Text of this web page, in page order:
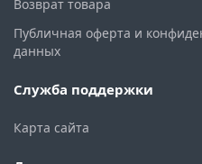
Возврат товара
Публичная оферта и
данных
Служба поддержки
Карта сайта